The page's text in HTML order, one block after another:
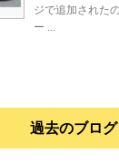
ジで追加された
ー ...
過去のブログ